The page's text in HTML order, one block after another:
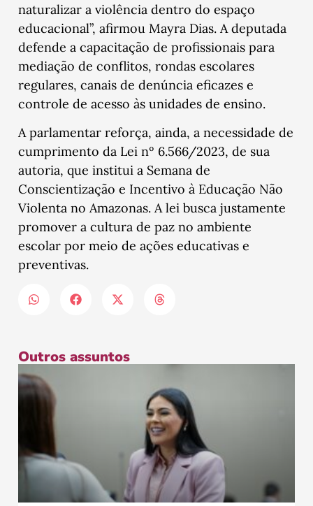
naturalizar a violência dentro do espaço
educacional”, afirmou Mayra Dias. A deputada
defende a capacitação de profissionais para
mediação de conflitos, rondas escolares
regulares, canais de denúncia eficazes e
controle de acesso às unidades de ensino.
A parlamentar reforça, ainda, a necessidade de
cumprimento da Lei nº 6.566/2023, de sua
autoria, que institui a Semana de
Conscientização e Incentivo à Educação Não
Violenta no Amazonas. A lei busca justamente
promover a cultura de paz no ambiente
escolar por meio de ações educativas e
preventivas.
Outros assuntos